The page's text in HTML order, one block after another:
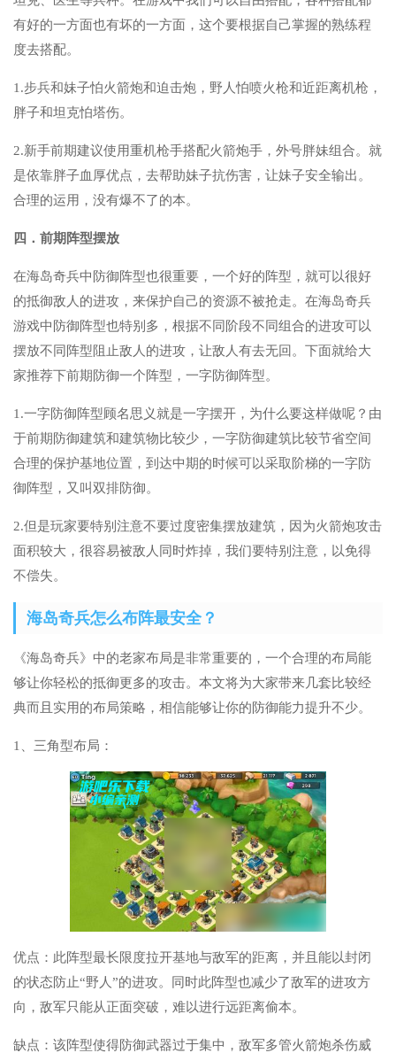
有好的一方面也有坏的一方面，这个要根据自己掌握的熟练程
度去搭配。
1.步兵和妹子怕火箭炮和迫击炮，野人怕喷火枪和近距离机枪，
胖子和坦克怕塔伤。
2.新手前期建议使用重机枪手搭配火箭炮手，外号胖妹组合。就
是依靠胖子血厚优点，去帮助妹子抗伤害，让妹子安全输出。
合理的运用，没有爆不了的本。
四．前期阵型摆放
在海岛奇兵中防御阵型也很重要，一个好的阵型，就可以很好
的抵御敌人的进攻，来保护自己的资源不被抢走。在海岛奇兵
游戏中防御阵型也特别多，根据不同阶段不同组合的进攻可以
摆放不同阵型阻止敌人的进攻，让敌人有去无回。下面就给大
家推荐下前期防御一个阵型，一字防御阵型。
1.一字防御阵型顾名思义就是一字摆开，为什么要这样做呢？由
于前期防御建筑和建筑物比较少，一字防御建筑比较节省空间
合理的保护基地位置，到达中期的时候可以采取阶梯的一字防
御阵型，又叫双排防御。
2.但是玩家要特别注意不要过度密集摆放建筑，因为火箭炮攻击
面积较大，很容易被敌人同时炸掉，我们要特别注意，以免得
不偿失。
海岛奇兵怎么布阵最安全？
《海岛奇兵》中的老家布局是非常重要的，一个合理的布局能
够让你轻松的抵御更多的攻击。本文将为大家带来几套比较经
典而且实用的布局策略，相信能够让你的防御能力提升不少。
1、三角型布局：
优点：此阵型最长限度拉开基地与敌军的距离，并且能以封闭
的状态防止“野人”的进攻。同时此阵型也减少了敌军的进攻方
向，敌军只能从正面突破，难以进行远距离偷本。
缺点：该阵型使得防御武器过于集中，敌军多管火箭炮杀伤威